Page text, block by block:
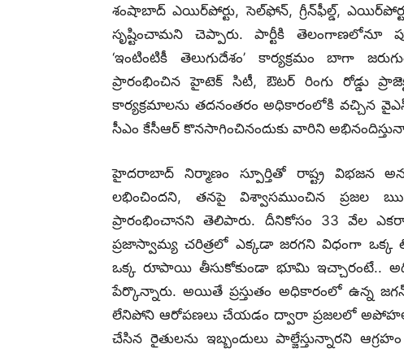
శంషాబాద్ ఎయిర్‌పోర్టు, సెల్‌ఫోన్‌, గ్రీన్‌ఫీల్డ్‌,
సృష్టించామని చెప్పారు. పార్టీకి తెలంగాణలోనూ
‘ఇంటింటికీ తెలుగుదేశం’ కార్యక్రమం బాగా
ప్రారంభించిన హైటెక్‌ సిటీ, ఔటర్‌ రింగు రోడ్డు
కార్యక్రమాలను తదనంతరం అధికారంలోకి వచ్చిన
సీఎం కేసీఆర్‌ కొనసాగించినందుకు వారిని
హైదరాబాద్ నిర్మాణం స్పూర్తితో రాష్ట్ర విభజన
లభించిందని, తనపై విశ్వాసముంచిన ప్రజల
ప్రారంభించానని తెలిపారు. దీనికోసం 33 వేల
ప్రజాస్వామ్య చరిత్రలో ఎక్కడా జరగని విధంగా ఒక్క
ఒక్క రూపాయి తీసుకోకుండా భూమి ఇచ్చారంటే..
పేర్కొన్నారు. అయితే ప్రస్తుతం అధికారంలో ఉన్న
లేనిపోని ఆరోపణలు చేయడం ద్వారా ప్రజలలో
చేసిన రైతులను ఇబ్బందులు పాల్జేస్తున్నారని